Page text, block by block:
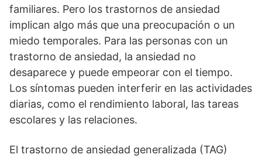
familiares. Pero los trastornos de ansiedad
implican algo más que una preocupación o un
miedo temporales. Para las personas con un
trastorno de ansiedad, la ansiedad no
desaparece y puede empeorar con el tiempo.
Los síntomas pueden interferir en las actividades
diarias, como el rendimiento laboral, las tareas
escolares y las relaciones.
El trastorno de ansiedad generalizada (TAG)